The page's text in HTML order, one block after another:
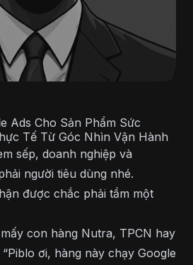
Ads Cho Sản Phẩm Sức
Tế Từ Góc Nhìn Vận Hành
sếp, doanh nghiệp và
người tiêu dùng nhé.
được chắc phải tầm một
con hàng Nutra, TPCN hay
ơi, hàng này chạy Google